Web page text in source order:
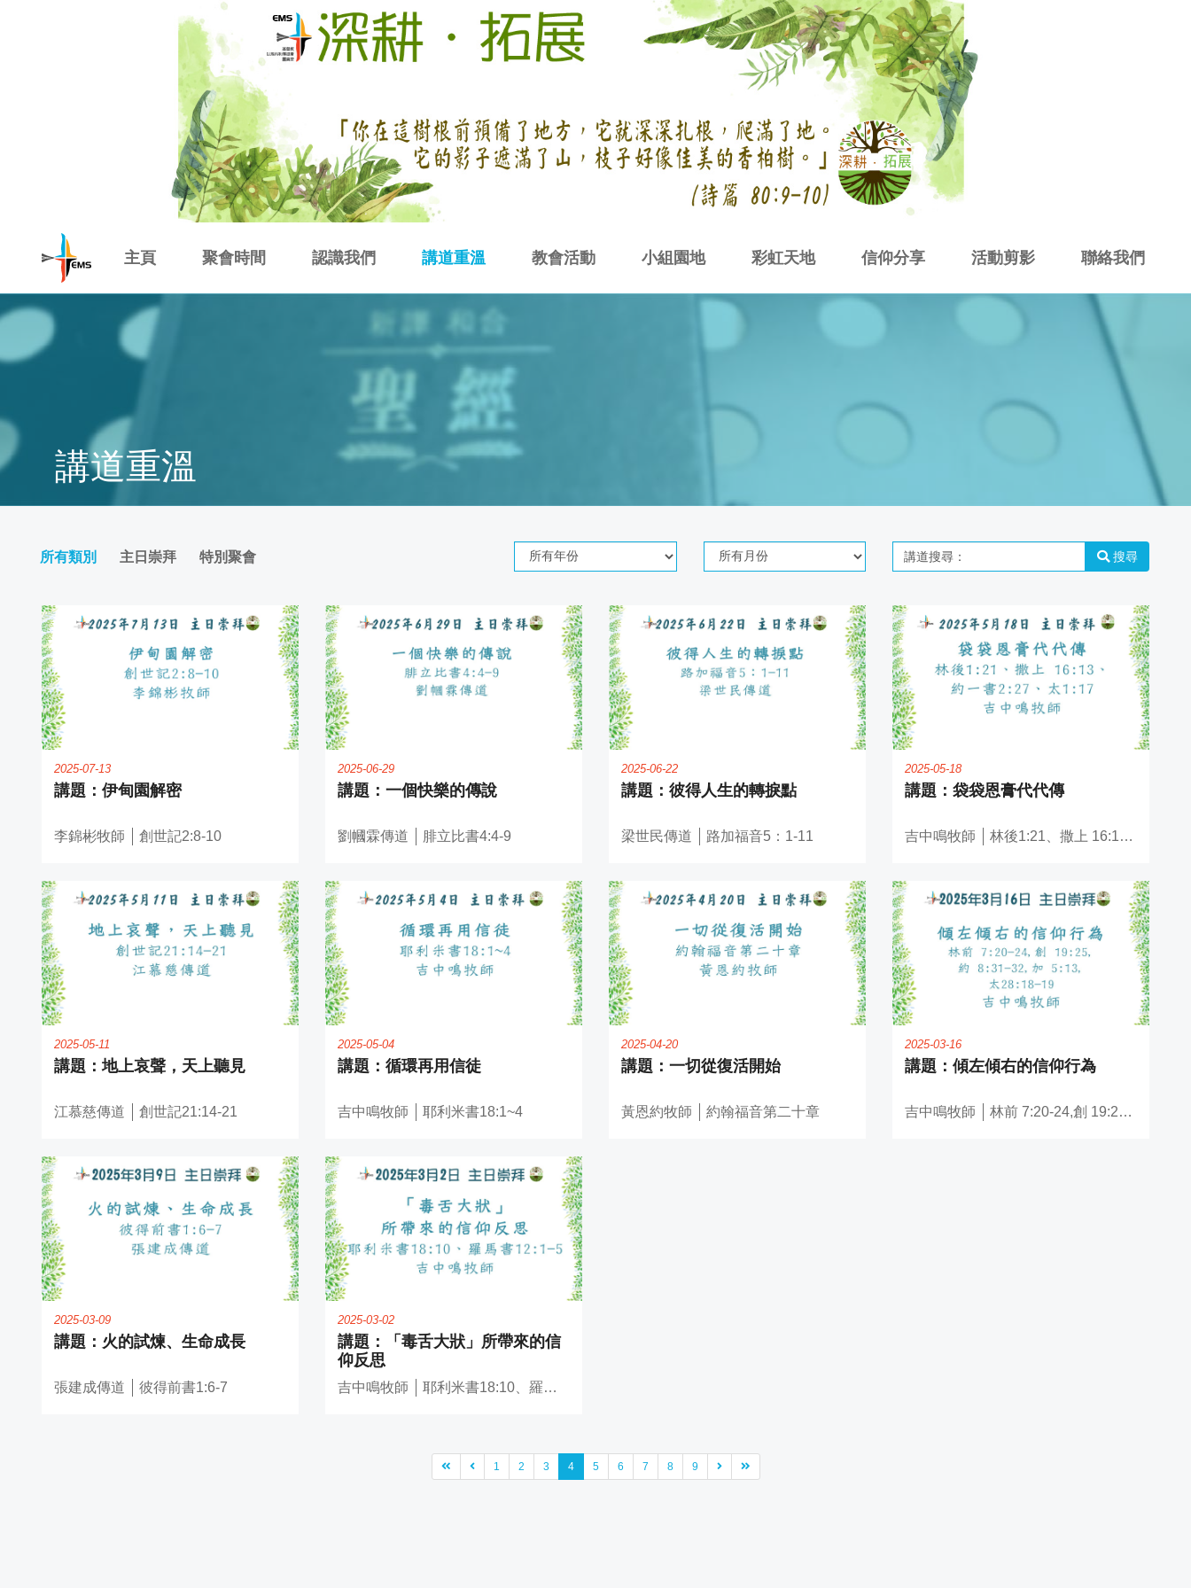
基
督
教
馬
內
利
傳
道
堂
主頁 聚會時間 認識我們
教會信仰
教會歷史
教會同工
講道重溫 教會活動 小組園地 彩虹天地 信仰分享 活動剪影 聯絡我們
講道重溫
所有類別 主日崇拜 特別聚會 Year Month
搜
尋：
搜尋
2025-07-13
伊甸園解密
李錦彬牧師 創世記2:8-10
2025-06-29
一個快樂的傳說
劉幗霖傳道 腓立比書4:4-9
2025-06-22
彼得人生的轉捩點
梁世民傳道 路加福音5：1-11
2025-05-18
袋袋恩膏代代傳
吉中鳴牧師 林後1:21、撒上 16:13、約一書2:27、太1:17
2025-05-11
地上哀聲，天上聽見
江慕慈傳道 創世記21:14-21
2025-05-04
循環再用信徒
吉中鳴牧師 耶利米書18:1~4
2025-04-20
一切從復活開始
黃恩約牧師 約翰福音第二十章
2025-03-16
傾左傾右的信仰行為
吉中鳴牧師 林前 7:20-24,創 19:25, 約 8:31-32,加 5:13, 太28:18-19
2025-03-09
火的試煉、生命成長
張建成傳道 彼得前書1:6-7
2025-03-02
「毒舌大狀」 所帶來的信
仰反思
吉中鳴牧師 耶利米書18:10、羅馬書12:1-5
1 2 3 4 5 6 7 8 9